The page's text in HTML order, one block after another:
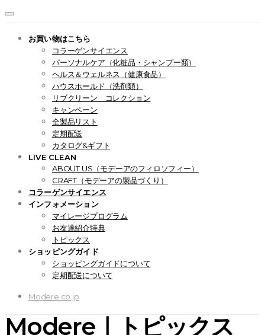
お買い物はこちら
コラーゲンサイエンス
パーソナルケア（化粧品・シャンプー類）
ヘルス＆ウェルネス（健康食品）
ハウスホールド（洗剤類）
リブクリーン コレクション
キャンペーン
全製品リスト
定期配送
カタログ&ギフト
LIVE CLEAN
ABOUT US（モデーアのフィロソフィー）
CRAFT（モデーアの製品づくり）
コラーゲンサイエンス
インフォメーション
マイレージプログラム
お友達紹介特典
トピックス
ショッピングガイド
ショッピングガイドについて
定期配送について
Modere.co.jp
Modere｜トピックス